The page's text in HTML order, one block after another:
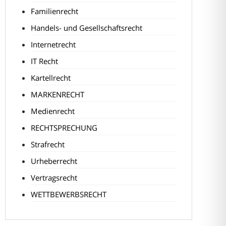
Familienrecht
Handels- und Gesellschaftsrecht
Internetrecht
IT Recht
Kartellrecht
MARKENRECHT
Medienrecht
RECHTSPRECHUNG
Strafrecht
Urheberrecht
Vertragsrecht
WETTBEWERBSRECHT